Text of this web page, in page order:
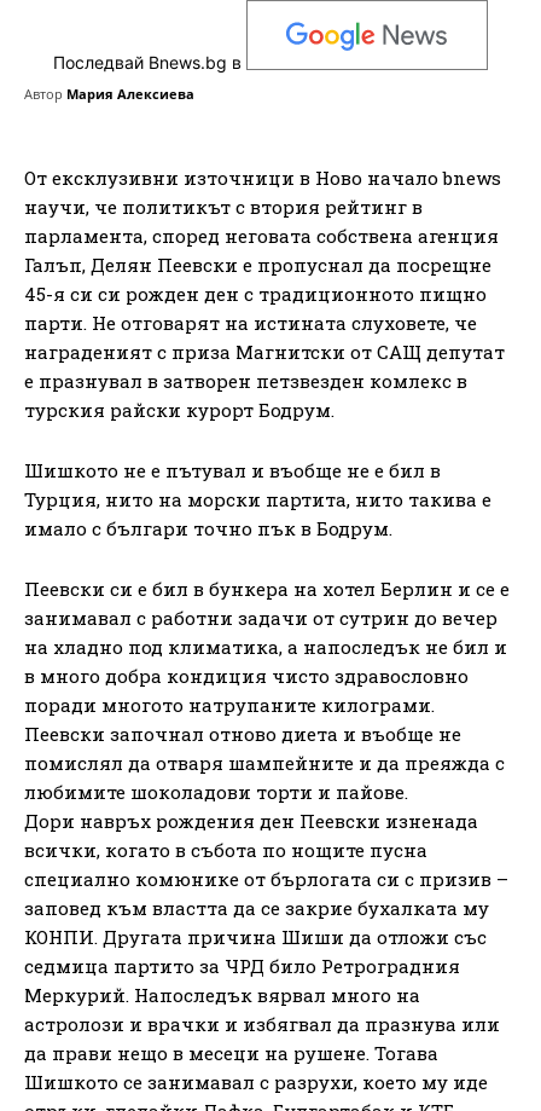
Последвай Bnews.bg в
Автор Мария Алексиева
От ексклузивни източници в Ново начало bnews
научи, че политикът с втория рейтинг в
парламента, според неговата собствена агенция
Галъп, Делян Пеевски е пропуснал да посрещне
45-я си си рожден ден с традиционното пищно
парти. Не отговарят на истината слуховете, че
награденият с приза Магнитски от САЩ депутат
е празнувал в затворен петзвезден комлекс в
турския райски курорт Бодрум.
Шишкото не е пътувал и въобще не е бил в
Турция, нито на морски партита, нито такива е
имало с българи точно пък в Бодрум.
Пеевски си е бил в бункера на хотел Берлин и се е
занимавал с работни задачи от сутрин до вечер
на хладно под климатика, а напоследък не бил и
в много добра кондиция чисто здравословно
поради многото натрупаните килограми.
Пеевски започнал отново диета и въобще не
помислял да отваря шампейните и да преяжда с
любимите шоколадови торти и пайове.
Дори навръх рождения ден Пеевски изненада
всички, когато в събота по нощите пусна
специално комюнике от бърлогата си с призив –
заповед към властта да се закрие бухалката му
КОНПИ. Другата причина Шиши да отложи със
седмица партито за ЧРД било Ретроградния
Меркурий. Напоследък вярвал много на
астролози и врачки и избягвал да празнува или
да прави нещо в месеци на рушене. Тогава
Шишкото се занимавал с разрухи, което му иде